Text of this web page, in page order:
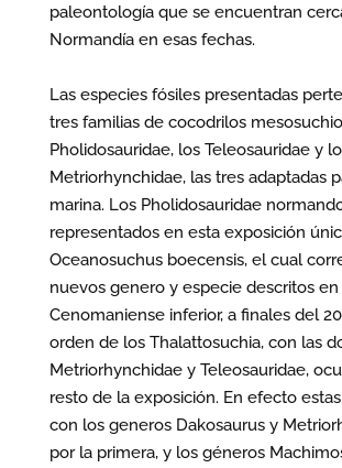
paleontología que se encuentran
Normandía en esas fechas.
Las especies fósiles presentadas
tres familias de cocodrilos
Pholidosauridae, los Teleosauridae y
Metriorhynchidae, las tres adaptadas
marina. Los Pholidosauridae
representados en esta exposición
Oceanosuchus boecensis, el cual
nuevos genero y especie descritos
Cenomaniense inferior, a finales del
orden de los Thalattosuchia, con las
Metriorhynchidae y Teleosauridae,
resto de la exposición. En efecto
con los generos Dakosaurus y
por la primera, y los géneros